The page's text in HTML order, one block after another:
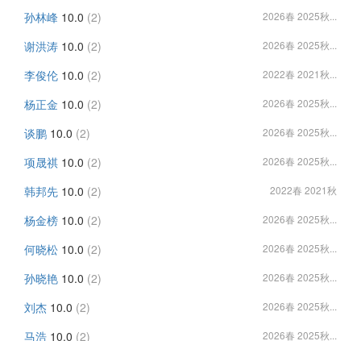
孙林峰 10.0 (2) 2026春 2025秋...
谢洪涛 10.0 (2) 2026春 2025秋...
李俊伦 10.0 (2) 2022春 2021秋...
杨正金 10.0 (2) 2026春 2025秋...
谈鹏 10.0 (2) 2026春 2025秋...
项晟祺 10.0 (2) 2026春 2025秋...
韩邦先 10.0 (2) 2022春 2021秋
杨金榜 10.0 (2) 2026春 2025秋...
何晓松 10.0 (2) 2026春 2025秋...
孙晓艳 10.0 (2) 2026春 2025秋...
刘杰 10.0 (2) 2026春 2025秋...
马浩 10.0 (2) 2026春 2025秋...